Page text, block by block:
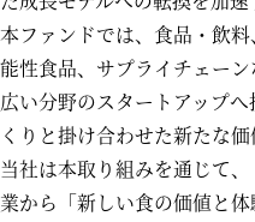
本ファンドでは、食品・飲
能性食品、サプライチェー
広い分野のスタートアップ
くりと掛け合わせた新たな価
当社は本取り組みを通じて
業から「新しい食の価値と